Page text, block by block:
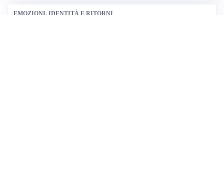
EMOZIONI, IDENTITÀ E RITORNI